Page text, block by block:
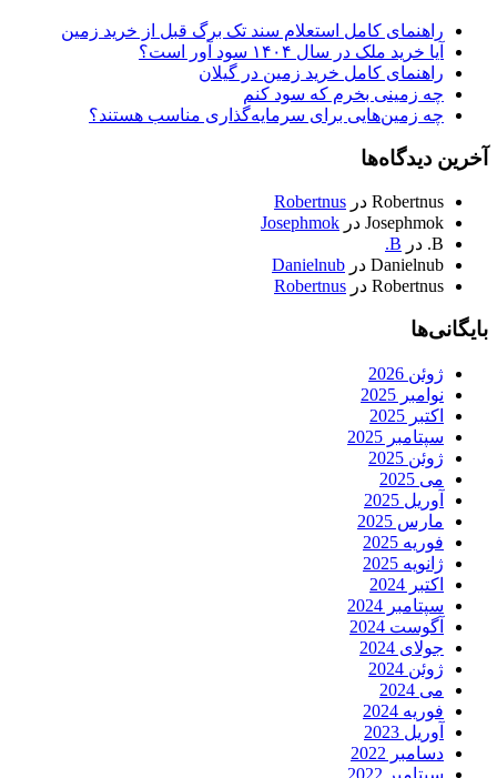
راهنمای کامل استعلام سند تک برگ قبل از خرید زمین
آیا خرید ملک در سال ۱۴۰۴ سود آور است؟
راهنمای کامل خرید زمین در گیلان
چه زمینی بخرم که سود کنم
چه زمین‌هایی برای سرمایه‌گذاری مناسب هستند؟
آخرین دیدگاه‌ها
Robertnus در Robertnus
Josephmok در Josephmok
B. در B.
Danielnub در Danielnub
Robertnus در Robertnus
بایگانی‌ها
ژوئن 2026
نوامبر 2025
اکتبر 2025
سپتامبر 2025
ژوئن 2025
می 2025
آوریل 2025
مارس 2025
فوریه 2025
ژانویه 2025
اکتبر 2024
سپتامبر 2024
آگوست 2024
جولای 2024
ژوئن 2024
می 2024
فوریه 2024
آوریل 2023
دسامبر 2022
سپتامبر 2022